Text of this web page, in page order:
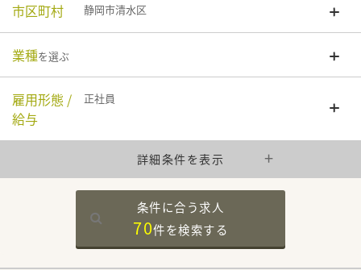
市区町村 静岡市清水区
業種を選ぶ
雇用形態 /
給与
正社員
詳細条件を表示
条件に合う求人
70件を検索する